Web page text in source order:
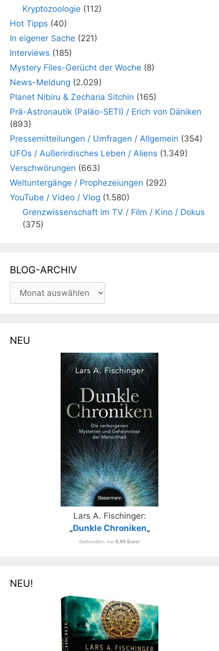
Kryptozoologie (112)
Hot Tipps (40)
In eigener Sache (221)
Interviews (185)
Mystery Files-Gerücht der Woche (8)
News-Meldung (2.029)
Planet Nibiru & Zecharia Sitchin (165)
Prä-Astronautik (Paläo-SETI) / Erich von Däniken
(893)
Pressemitteilungen / Umfragen / Allgemein (354)
UFOs / Außerirdisches Leben / Aliens (1.349)
Verschwörungen (663)
Weltuntergänge / Prophezeiungen (292)
YouTube / Video / Vlog (1.580)
Grenzwissenschaft im TV / Film / Kino / Dokus
(375)
BLOG-ARCHIV
BLOG-
NEU
Lars A. Fischinger:
„Dunkle Chroniken„
Gebunden, nur 9,99 Euro!
NEU!